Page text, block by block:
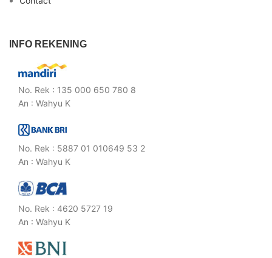
INFO REKENING
No. Rek : 135 000 650 780 8
An : Wahyu K
No. Rek : 5887 01 010649 53 2
An : Wahyu K
No. Rek : 4620 5727 19
An : Wahyu K